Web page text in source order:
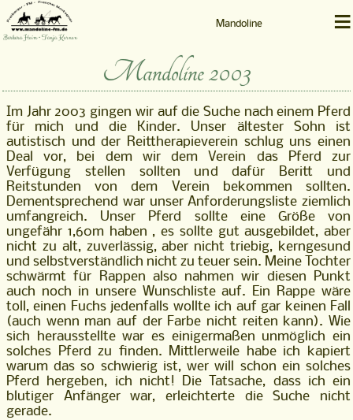
Barbara Heim • Tanja Kernen
Mandoline ≡
Mandoline 2003
Im Jahr 2003 gingen wir auf die Suche nach einem Pferd
für mich und die Kinder. Unser ältester Sohn ist
autistisch und der Reittherapieverein schlug uns einen
Deal vor, bei dem wir dem Verein das Pferd zur
Verfügung stellen sollten und dafür Beritt und
Reitstunden von dem Verein bekommen sollten.
Dementsprechend war unser Anforderungsliste ziemlich
umfangreich. Unser Pferd sollte eine Größe von
ungefähr 1,60m haben , es sollte gut ausgebildet, aber
nicht zu alt, zuverlässig, aber nicht triebig, kerngesund
und selbstverständlich nicht zu teuer sein. Meine Tochter
schwärmt für Rappen also nahmen wir diesen Punkt
auch noch in unsere Wunschliste auf. Ein Rappe wäre
toll, einen Fuchs jedenfalls wollte ich auf gar keinen Fall
(auch wenn man auf der Farbe nicht reiten kann). Wie
sich herausstellte war es einigermaßen unmöglich ein
solches Pferd zu finden. Mittlerweile habe ich kapiert
warum das so schwierig ist, wer will schon ein solches
Pferd hergeben, ich nicht! Die Tatsache, dass ich ein
blutiger Anfänger war, erleichterte die Suche nicht
gerade.